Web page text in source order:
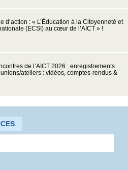
d’action : « L’Éducation à la Citoyenneté et
(ECSI) au cœur de l’AICT » !
de l’AICT 2026 : enregistrements
ateliers : vidéos, comptes-rendus &